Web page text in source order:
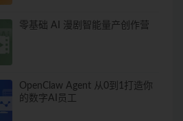
零基础 AI 漫剧智能量产创作营
OpenClaw Agent 从0到1打造你
的数字AI员工